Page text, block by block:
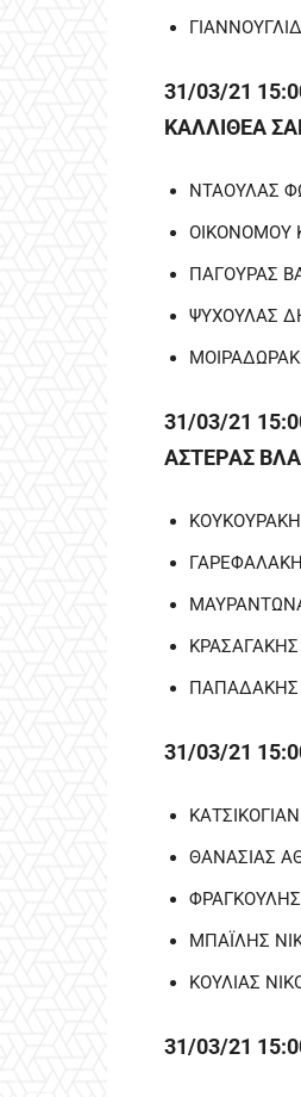
31/03/21
ΚΑΛΛΙΘΕΑ
ΝΤΑΟΥΛΑΣ
ΟΙΚΟΝΟΜΟΥ
ΠΑΓΟΥΡΑΣ
ΨΥΧΟΥΛΑΣ
31/03/21
ΑΣΤΕΡΑΣ
ΠΑΠΑΔΑΚΗΣ
31/03/21
ΘΑΝΑΣΙΑΣ
ΜΠΑΪΛΗΣ
ΚΟΥΛΙΑΣ
31/03/21